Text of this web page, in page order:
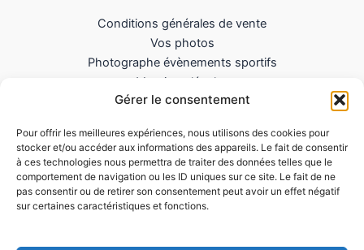
Gérer le consentement
Pour offrir les meilleures expériences, nous utilisons des cookies pour
stocker et/ou accéder aux informations des appareils. Le fait de consentir
à ces technologies nous permettra de traiter des données telles que le
comportement de navigation ou les ID uniques sur ce site. Le fait de ne
pas consentir ou de retirer son consentement peut avoir un effet négatif
sur certaines caractéristiques et fonctions.
Conditions générales de vente
Vos photos
Photographe évènements sportifs
Mentions légales
Mes Téléchargements
Politique de cookies (UE)